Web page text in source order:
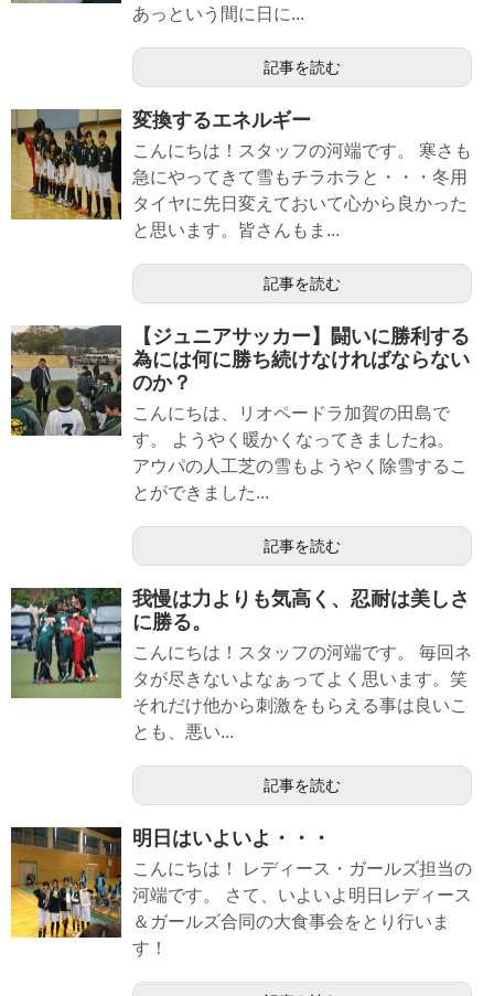
あっという間に日に...
記事を読む
変換するエネルギー
こんにちは！スタッフの河端です。 寒さも
急にやってきて雪もチラホラと・・・冬用
タイヤに先日変えておいて心から良かった
と思います。皆さんもま...
記事を読む
【ジュニアサッカー】闘いに勝利する
為には何に勝ち続けなければならない
のか？
こんにちは、リオペードラ加賀の田島で
す。 ようやく暖かくなってきましたね。
アウパの人工芝の雪もようやく除雪するこ
とができました...
記事を読む
我慢は力よりも気高く、忍耐は美しさ
に勝る。
こんにちは！スタッフの河端です。 毎回ネ
タが尽きないよなぁってよく思います。笑
それだけ他から刺激をもらえる事は良いこ
とも、悪い...
記事を読む
明日はいよいよ・・・
こんにちは！ レディース・ガールズ担当の
河端です。 さて、いよいよ明日レディース
＆ガールズ合同の大食事会をとり行いま
す！